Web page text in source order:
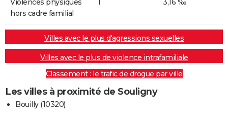
Violences physiques
hors cadre familial
1 3,16 ‰
Villes avec le plus d'agressions sexuelles
Villes avec le plus de violence intrafamiliale
Classement : le trafic de drogue par ville
Les villes à proximité de Souligny
Bouilly (10320)